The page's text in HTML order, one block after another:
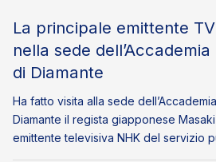
La principale emittente
nella sede
di Diamante
Ha fatto visita alla sede
Diamante il regista giapponese
emittente televisiva NHK del servizio